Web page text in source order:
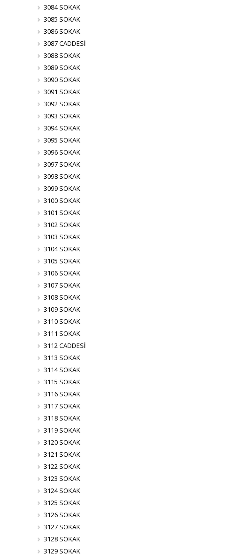
3084 SOKAK
3085 SOKAK
3086 SOKAK
3087 CADDESİ
3088 SOKAK
3089 SOKAK
3090 SOKAK
3091 SOKAK
3092 SOKAK
3093 SOKAK
3094 SOKAK
3095 SOKAK
3096 SOKAK
3097 SOKAK
3098 SOKAK
3099 SOKAK
3100 SOKAK
3101 SOKAK
3102 SOKAK
3103 SOKAK
3104 SOKAK
3105 SOKAK
3106 SOKAK
3107 SOKAK
3108 SOKAK
3109 SOKAK
3110 SOKAK
3111 SOKAK
3112 CADDESİ
3113 SOKAK
3114 SOKAK
3115 SOKAK
3116 SOKAK
3117 SOKAK
3118 SOKAK
3119 SOKAK
3120 SOKAK
3121 SOKAK
3122 SOKAK
3123 SOKAK
3124 SOKAK
3125 SOKAK
3126 SOKAK
3127 SOKAK
3128 SOKAK
3129 SOKAK